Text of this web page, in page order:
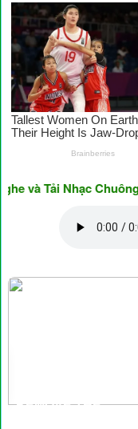
Tải Nhạc Chuông Vui